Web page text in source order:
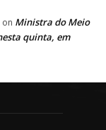
on Ministra do Meio
quinta, em